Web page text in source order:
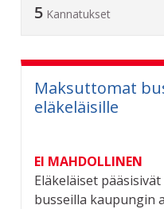
5 Kannatukset
Maksuttomat
eläkeläisille
EI MAHDOLLINEN
Eläkeläiset
busseilla kaupungin